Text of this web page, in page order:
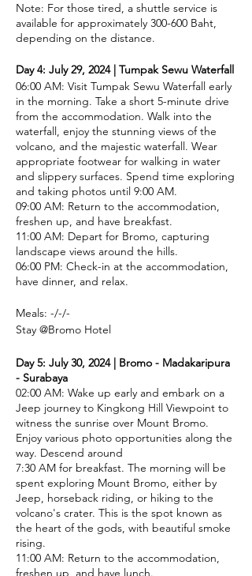
Note: For those tired, a shuttle service is
available for approximately 300-600 Baht,
depending on the distance.
Day 4: July 29, 2024 | Tumpak Sewu Waterfall
06:00 AM: Visit Tumpak Sewu Waterfall early
in the morning. Take a short 5-minute drive
from the accommodation. Walk into the
waterfall, enjoy the stunning views of the
volcano, and the majestic waterfall. Wear
appropriate footwear for walking in water
and slippery surfaces. Spend time exploring
and taking photos until 9:00 AM.
09:00 AM: Return to the accommodation,
freshen up, and have breakfast.
11:00 AM: Depart for Bromo, capturing
landscape views around the hills.
06:00 PM: Check-in at the accommodation,
have dinner, and relax.
Meals: -/-/-
Stay @Bromo Hotel
Day 5: July 30, 2024 | Bromo - Madakaripura
- Surabaya
02:00 AM: Wake up early and embark on a
Jeep journey to Kingkong Hill Viewpoint to
witness the sunrise over Mount Bromo.
Enjoy various photo opportunities along the
way. Descend around
7:30 AM for breakfast. The morning will be
spent exploring Mount Bromo, either by
Jeep, horseback riding, or hiking to the
volcano's crater. This is the spot known as
the heart of the gods, with beautiful smoke
rising.
11:00 AM: Return to the accommodation,
freshen up, and have lunch.